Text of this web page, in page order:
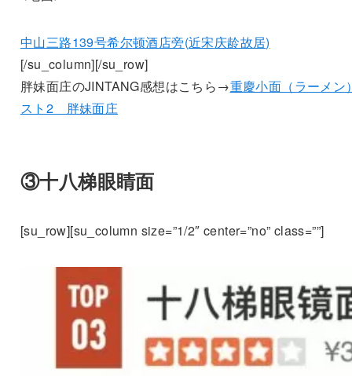
中山三路139号希尔顿酒店旁(近宋庆龄故居)
[/su_column][/su_row]
胖妹面庄のJINTANG感想はこちら→重慶小面（ラーメン
スト2 胖妹面庄
③十八梯眼睛面
[su_row][su_column size=”1/2″ center=”no” class=””]